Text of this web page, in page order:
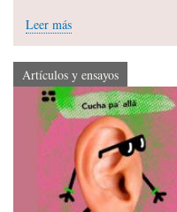
Leer más
Artículos y ensayos